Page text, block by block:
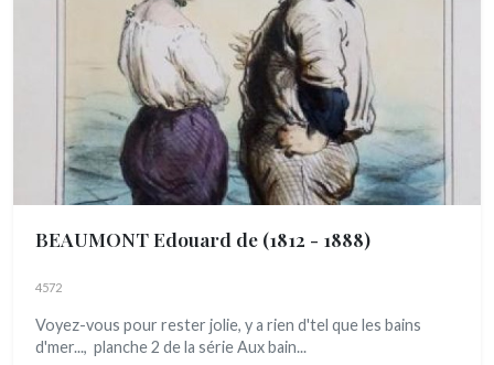
BEAUMONT Edouard de (1812 - 1888)
4572
Voyez-vous pour rester jolie, y a rien d'tel que les bains
d'mer..., planche 2 de la série Aux bain...